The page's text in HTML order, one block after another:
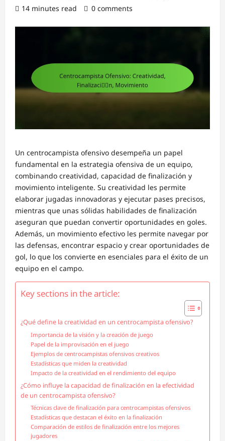
14 minutes read
0 comments
Un centrocampista ofensivo desempeña un papel
fundamental en la estrategia ofensiva de un equipo,
combinando creatividad, capacidad de finalización y
movimiento inteligente. Su creatividad les permite
elaborar jugadas innovadoras y ejecutar pases precisos,
mientras que unas sólidas habilidades de finalización
aseguran que puedan convertir oportunidades en goles.
Además, un movimiento efectivo les permite navegar por
las defensas, encontrar espacio y crear oportunidades de
gol, lo que los convierte en esenciales para el éxito de un
equipo en el campo.
Key sections in the article:
¿Qué define la creatividad en un centrocampista ofensivo?
Importancia de la visión y la creación de juego
Papel de la improvisación en el juego
Ejemplos de centrocampistas ofensivos creativos
Estadísticas que miden la creatividad
Impacto de la creatividad en el rendimiento del equipo
¿Cómo influye la capacidad de finalización en la efectividad
de un centrocampista ofensivo?
Técnicas clave de finalización para centrocampistas ofensivos
Estadísticas que destacan el éxito en la finalización
Comparación de estilos de finalización entre los mejores
jugadores